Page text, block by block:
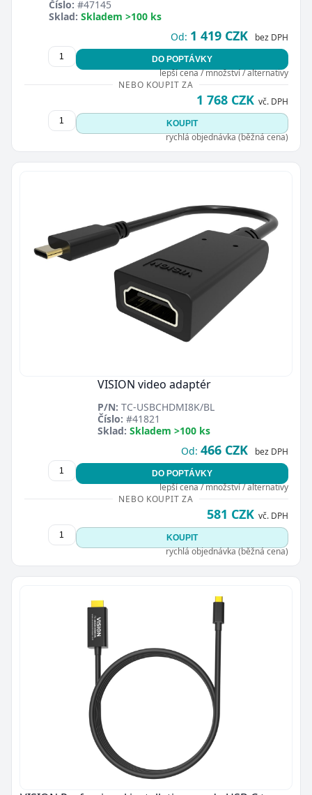
Číslo: #47145
Sklad: Skladem >100 ks
Od: 1 419 CZK bez DPH
DO POPTÁVKY
lepší cena / množství / alternativy
NEBO KOUPIT ZA
1 768 CZK vč. DPH
KOUPIT
rychlá objednávka (běžná cena)
VISION video adaptér
P/N: TC-USBCHDMI8K/BL
Číslo: #41821
Sklad: Skladem >100 ks
Od: 466 CZK bez DPH
DO POPTÁVKY
lepší cena / množství / alternativy
NEBO KOUPIT ZA
581 CZK vč. DPH
KOUPIT
rychlá objednávka (běžná cena)